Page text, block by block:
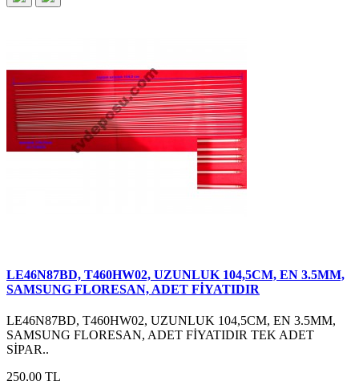
LE46N87BD, T460HW02, UZUNLUK 104,5CM, EN 3.5MM,
SAMSUNG FLORESAN, ADET FİYATIDIR
LE46N87BD, T460HW02, UZUNLUK 104,5CM, EN 3.5MM,
SAMSUNG FLORESAN, ADET FİYATIDIR TEK ADET
SİPAR..
250,00 TL